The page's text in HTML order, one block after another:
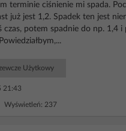
terminie ciśnienie mi spada.
już jest 1,2. Spadek ten jest
czas, potem spadnie do np. 1,4 i
Użytkowy
21:43
237